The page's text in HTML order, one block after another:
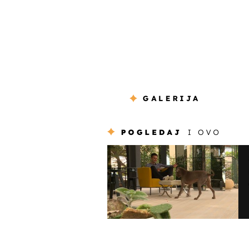
GALERIJA
POGLEDAJ I OVO